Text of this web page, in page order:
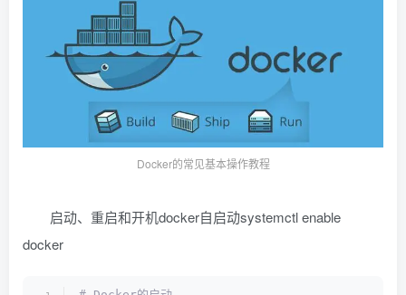
Docker的常见基本操作教程
启动、重启和开机docker自启动systemctl enable
docker